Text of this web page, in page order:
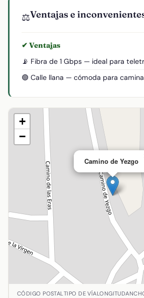
⚖️Ventajas e
✔ Ventajas
📡 Fibra de 1 Gbps — ideal para
🟢 Calle llana — cómoda para
Camino de Yezgo
+
−
Ubicación de Camino de Yezgo en
CÓDIGO POSTALTIPO DE VÍALONGITUD